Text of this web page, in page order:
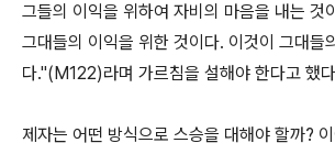
그들의 이익을 위하여 자비의 마음을 내는 것
그대들의 이익을 위한 것이다. 이것이 그대들
다."(M122)라며 가르침을 설해야 한다고 했다
제자는 어떤 방식으로 스승을 대해야 할까?